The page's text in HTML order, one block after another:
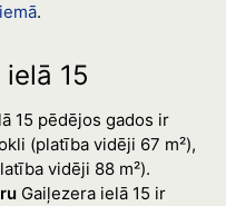
.
15
15 pēdējos gados ir
(platība vidēji 67 m²),
vidēji 88 m²).
Gaiļezera ielā 15 ir